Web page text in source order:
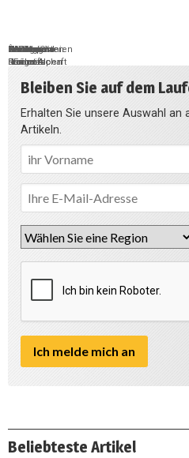
Île-de-
France
Hauts-de-
France
Normandie
Bretagne
Länder
der Loire
Zentrum-
Loiretal
Neu-Aquitanien
Okzitanien
Korsika
PACA
Auvergne-
Rhône-Alpen
Burgund-
Freigrafschaft
Großer Osten
Bleiben Sie auf dem
Erhalten Sie unsere Auswahl an
Artikeln.
Beliebteste Artikel